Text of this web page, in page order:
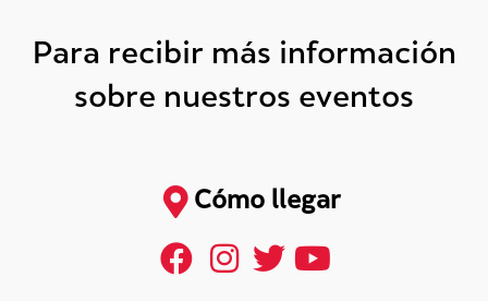
Para recibir más información
sobre nuestros eventos
Cómo llegar